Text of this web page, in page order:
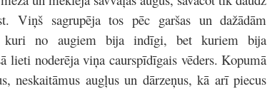
Viņš sagrupēja tos pēc garšas un dažādām
kuri no augiem bija indīgi, bet kuriem bija
lieti noderēja viņa caurspīdīgais vēders. Kopumā
neskaitāmus augļus un dārzeņus, kā arī piecus